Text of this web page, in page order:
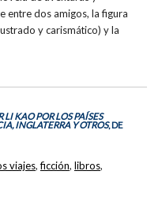
entre dos amigos, la figura
y carismático) y la
KAO POR LOS PAÍSES
INGLATERRA Y OTROS, DE
viajes,ficción, libros,